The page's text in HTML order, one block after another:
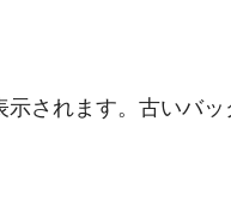
されます。古いバッ